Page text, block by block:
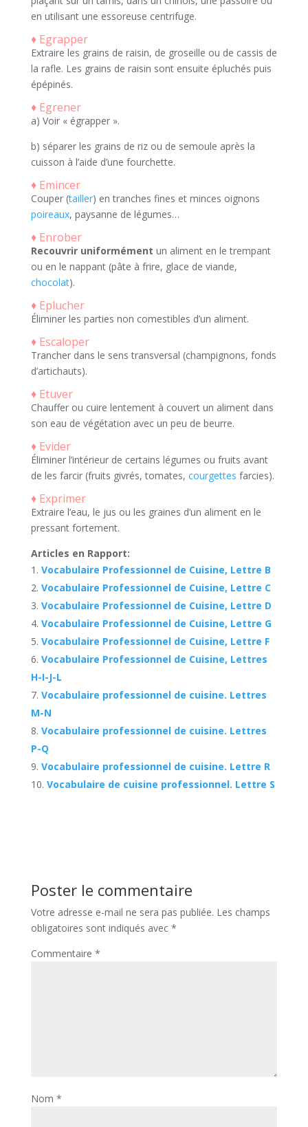
en utilisant une essoreuse centrifuge.
♦ Egrapper
Extraire les grains de raisin, de groseille ou de cassis de
la rafle. Les grains de raisin sont ensuite épluchés puis
épépinés.
♦ Egrener
a) Voir « égrapper ».
b) séparer les grains de riz ou de semoule après la
cuisson à l’aide d’une fourchette.
♦ Emincer
Couper (tailler) en tranches fines et minces oignons
poireaux, paysanne de légumes…
♦ Enrober
Recouvrir uniformément un aliment en le trempant
ou en le nappant (pâte à frire, glace de viande,
chocolat).
♦ Eplucher
Éliminer les parties non comestibles d’un aliment.
♦ Escaloper
Trancher dans le sens transversal (champignons, fonds
d’artichauts).
♦ Etuver
Chauffer ou cuire lentement à couvert un aliment dans
son eau de végétation avec un peu de beurre.
♦ Evider
Éliminer l’intérieur de certains légumes ou fruits avant
de les farcir (fruits givrés, tomates, courgettes farcies).
♦ Exprimer
Extraire l’eau, le jus ou les graines d’un aliment en le
pressant fortement.
Articles en Rapport:
Vocabulaire Professionnel de Cuisine, Lettre B
Vocabulaire Professionnel de Cuisine, Lettre C
Vocabulaire Professionnel de Cuisine, Lettre D
Vocabulaire Professionnel de Cuisine, Lettre G
Vocabulaire Professionnel de Cuisine, Lettre F
Vocabulaire Professionnel de Cuisine, Lettres
H-I-J-L
Vocabulaire professionnel de cuisine. Lettres
M-N
Vocabulaire professionnel de cuisine. Lettres
P-Q
Vocabulaire professionnel de cuisine. Lettre R
Vocabulaire de cuisine professionnel. Lettre S
Poster le commentaire
Votre adresse e-mail ne sera pas publiée. Les champs
obligatoires sont indiqués avec *
Commentaire *
Nom *